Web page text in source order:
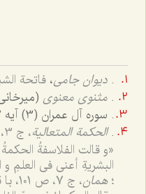
. دیوان جامی، فاتحة
. مثنوی معنوی
. سوره آل عمران (3) آیه 182.
.الحکمة المتعالیة، ج ‌3، ص 514، با قدری اختلاف:
«و قالت الفلاسفةُ
البشریةِ أعنی فی العلمِ و
؛همان، ج 7، ص 101، با قدری اختلاف: